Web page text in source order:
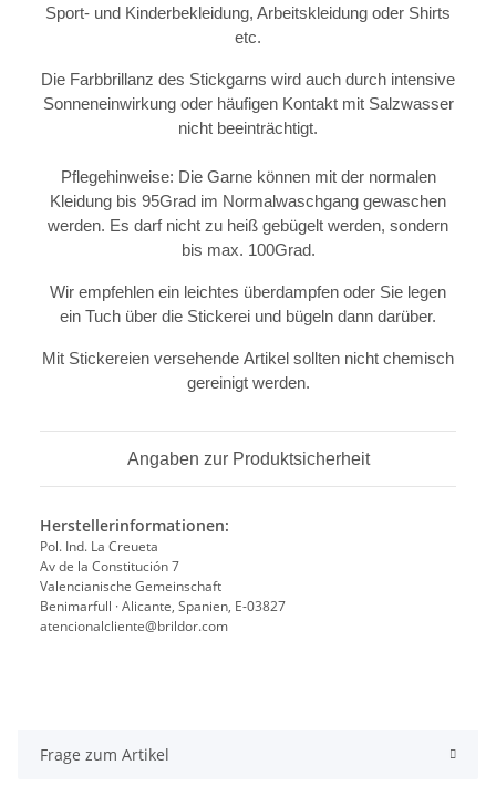
Sport- und Kinderbekleidung, Arbeitskleidung oder Shirts
etc.
Die Farbbrillanz des Stickgarns wird auch durch intensive
Sonneneinwirkung oder häufigen Kontakt mit Salzwasser
nicht beeinträchtigt.
Pflegehinweise: Die Garne können mit der normalen
Kleidung bis 95Grad im Normalwaschgang gewaschen
werden. Es darf nicht zu heiß gebügelt werden, sondern
bis max. 100Grad.
Wir empfehlen ein leichtes überdampfen oder Sie legen
ein Tuch über die Stickerei und bügeln dann darüber.
Mit Stickereien versehende Artikel sollten nicht chemisch
gereinigt werden.
Angaben zur Produktsicherheit
Herstellerinformationen:
Pol. Ind. La Creueta
Av de la Constitución 7
Valencianische Gemeinschaft
Benimarfull · Alicante, Spanien, E-03827
atencionalcliente@brildor.com
Frage zum Artikel